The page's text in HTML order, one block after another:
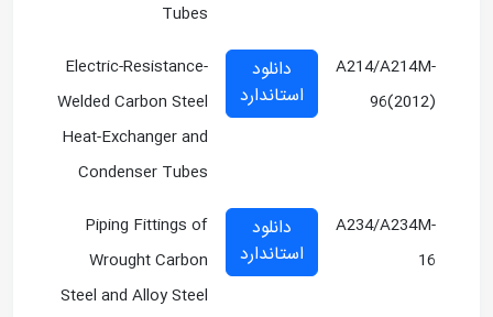
Tubes
A214/A214M-
96(2012)
دانلود
استاندارد
Electric-Resistance-
Welded Carbon Steel
Heat-Exchanger and
Condenser Tubes
A234/A234M-
16
دانلود
استاندارد
Piping Fittings of
Wrought Carbon
Steel and Alloy Steel